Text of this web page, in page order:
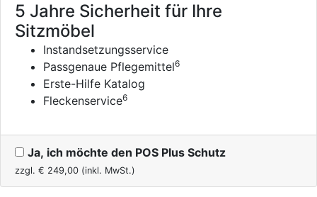
5 Jahre Sicherheit für Ihre
Sitzmöbel
Instandsetzungsservice
Passgenaue Pflegemittel6
Erste-Hilfe Katalog
Fleckenservice6
Ja, ich möchte den POS Plus Schutz
zzgl. € 249,00 (inkl. MwSt.)